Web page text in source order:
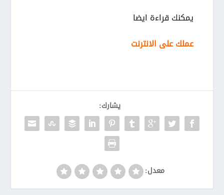
يمكنك قراءة ايضا
عملك على الانترنت
يشارك:
معدل: